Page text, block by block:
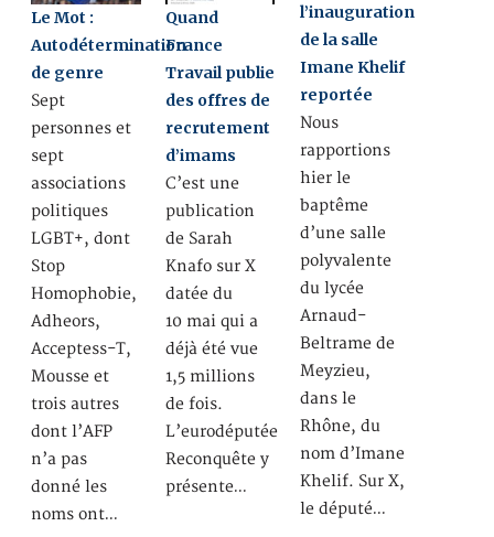
Le Mot :
Autodétermination
de genre
Sept
personnes et
sept
associations
politiques
LGBT+, dont
Stop
Homophobie,
Adheors,
Acceptess-T,
Mousse et
trois autres
dont l’AFP
n’a pas
donné les
noms ont…
Quand
France
Travail publie
des offres de
recrutement
d’imams
C’est une
publication
de Sarah
Knafo sur X
datée du
10 mai qui a
déjà été vue
1,5 millions
de fois.
L’eurodéputée
Reconquête y
présente…
l’inauguration
de la salle
Imane Khelif
reportée
Nous
rapportions
hier le
baptême
d’une salle
polyvalente
du lycée
Arnaud-
Beltrame de
Meyzieu,
dans le
Rhône, du
nom d’Imane
Khelif. Sur X,
le député…